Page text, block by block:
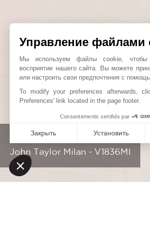
PORTA ROMANA AREA
John Taylor Milan - V1836MI
Управление файлами
Мы используем файлы cookie, чтобы
восприятие нашего сайта. Вы можете
или настроить свои предпочтения с
To modify your preferences afterwards,
Preferences' link located in the page footer.
Consentements certifiés par
Закрыть Установить
Axeptio consent
Платформа управления согласием:
Наша платформа позволяет вам